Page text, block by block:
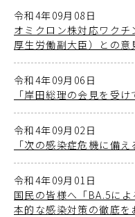
令和4年09月08日
オミクロン株対応ワク
厚生労働副大臣）との意
令和4年09月06日
「岸田総理の会見を受け
令和4年09月02日
「次の感染症危機に備
令和4年09月01日
国民の皆様へ「BA.5に
本的な感染対策の徹底を